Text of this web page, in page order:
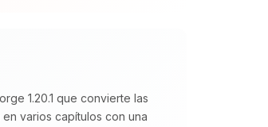
1.20.1 que convierte las
varios capítulos con una